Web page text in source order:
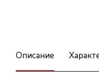
Описание